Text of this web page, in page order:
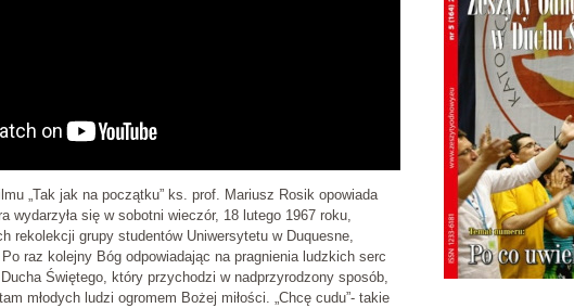
„Tak jak na początku” ks. prof. Mariusz Rosik opowiada
wydarzyła się w sobotni wieczór, 18 lutego 1967 roku,
rekolekcji grupy studentów Uniwersytetu w Duquesne,
raz kolejny Bóg odpowiadając na pragnienia ludzkich serc
Świętego, który przychodzi w nadprzyrodzony sposób,
młodych ludzi ogromem Bożej miłości. „Chcę cudu”- takie